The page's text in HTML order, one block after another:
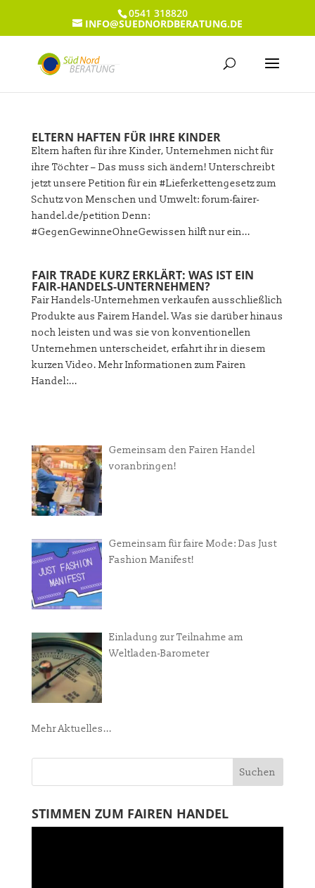
0541 318820
INFO@SUEDNORDBERATUNG.DE
ELTERN HAFTEN FÜR IHRE KINDER
Eltern haften für ihre Kinder, Unternehmen nicht für
ihre Töchter – Das muss sich ändern! Unterschreibt
jetzt unsere Petition für ein #Lieferkettengesetz zum
Schutz von Menschen und Umwelt: forum-fairer-
handel.de/petition Denn:
#GegenGewinneOhneGewissen hilft nur ein...
FAIR TRADE KURZ ERKLÄRT: WAS IST EIN
FAIR-HANDELS-UNTERNEHMEN?
Fair Handels-Unternehmen verkaufen ausschließlich
Produkte aus Fairem Handel. Was sie darüber hinaus
noch leisten und was sie von konventionellen
Unternehmen unterscheidet, erfahrt ihr in diesem
kurzen Video. Mehr Informationen zum Fairen
Handel:...
Gemeinsam den Fairen Handel
voranbringen!
Gemeinsam für faire Mode: Das Just
Fashion Manifest!
Einladung zur Teilnahme am
Weltladen-Barometer
Mehr Aktuelles...
STIMMEN ZUM FAIREN HANDEL